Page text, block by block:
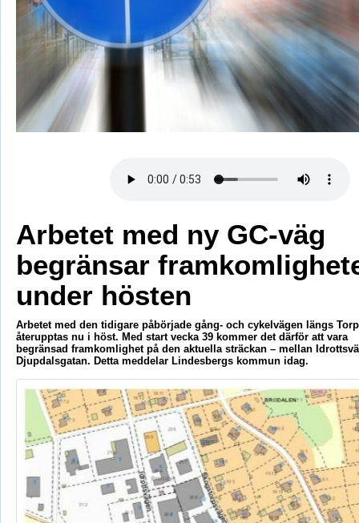
Arbetet med ny GC-väg
begränsar
under hösten
Arbetet med den tidigare påbörjade gång- och cykelvägen längs
återupptas nu i höst. Med start vecka 39 kommer det därför att vara
begränsad framkomlighet på den aktuella sträckan – mellan
Djupdalsgatan. Detta meddelar Lindesbergs kommun idag.